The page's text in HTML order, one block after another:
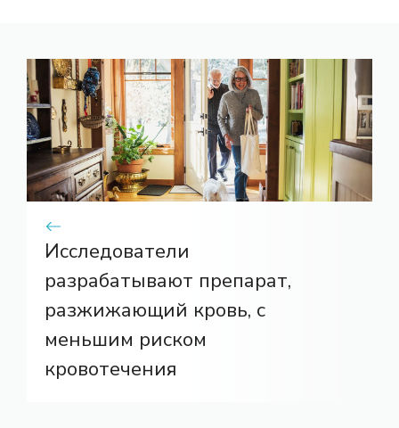
Исследователи
разрабатывают препарат,
разжижающий кровь, с
меньшим риском
кровотечения